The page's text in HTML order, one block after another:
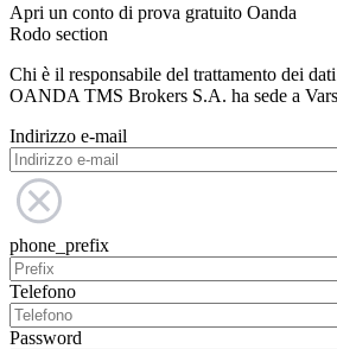
Apri un conto di prova gratuito Oanda
Rodo section
Chi è il responsabile del trattamento dei
OANDA TMS Brokers S.A. ha sede a
Indirizzo e-mail
phone_prefix
Telefono
Password